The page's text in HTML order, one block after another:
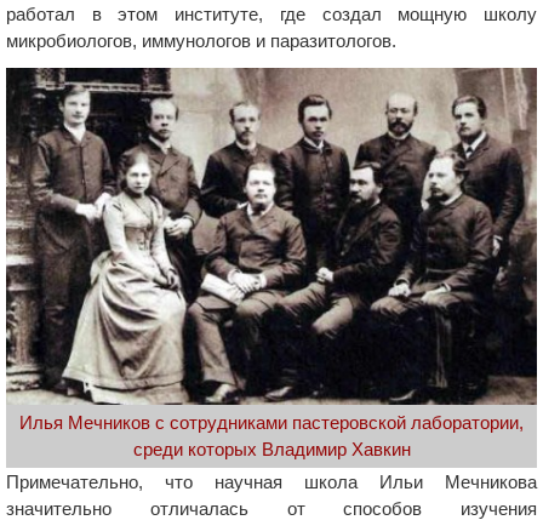
работал в этом институте, где создал мощную школу
микробиологов, иммунологов и паразитологов.
Илья Мечников с сотрудниками пастеровской лаборатории,
среди которых Владимир Хавкин
Примечательно, что научная школа Ильи Мечникова
значительно отличалась от способов изучения